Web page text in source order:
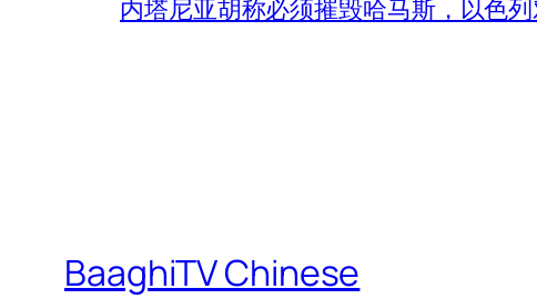
内塔尼亚胡称必须摧毁哈马斯，以色
BaaghiTV Chinese